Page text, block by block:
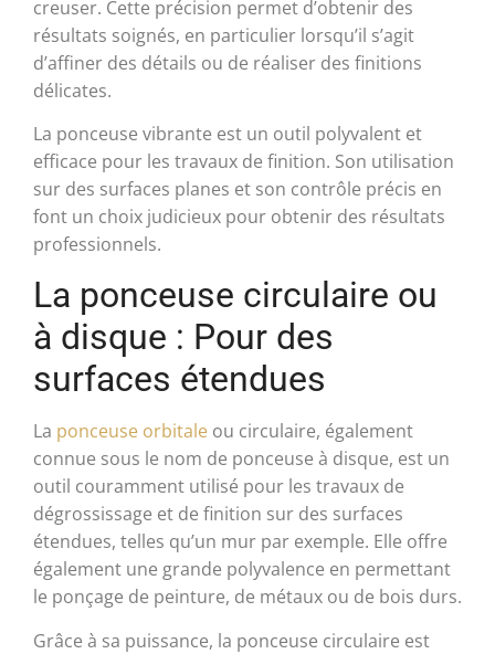
creuser. Cette précision permet d’obtenir des
résultats soignés, en particulier lorsqu’il s’agit
d’affiner des détails ou de réaliser des finitions
délicates.
La ponceuse vibrante est un outil polyvalent et
efficace pour les travaux de finition. Son utilisation
sur des surfaces planes et son contrôle précis en
font un choix judicieux pour obtenir des résultats
professionnels.
La ponceuse circulaire ou
à disque : Pour des
surfaces étendues
La ponceuse orbitale ou circulaire, également
connue sous le nom de ponceuse à disque, est un
outil couramment utilisé pour les travaux de
dégrossissage et de finition sur des surfaces
étendues, telles qu’un mur par exemple. Elle offre
également une grande polyvalence en permettant
le ponçage de peinture, de métaux ou de bois durs.
Grâce à sa puissance, la ponceuse circulaire est